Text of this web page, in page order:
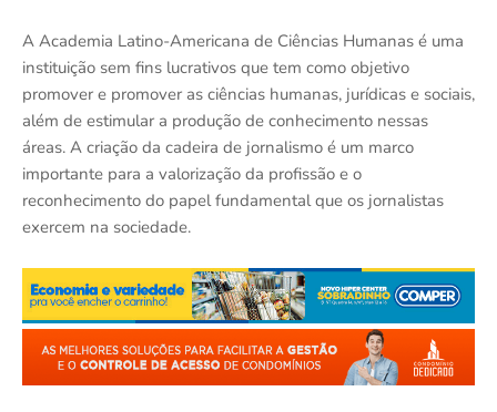
A Academia Latino-Americana de Ciências Humanas é uma
instituição sem fins lucrativos que tem como objetivo
promover e promover as ciências humanas, jurídicas e sociais,
além de estimular a produção de conhecimento nessas
áreas. A criação da cadeira de jornalismo é um marco
importante para a valorização da profissão e o
reconhecimento do papel fundamental que os jornalistas
exercem na sociedade.